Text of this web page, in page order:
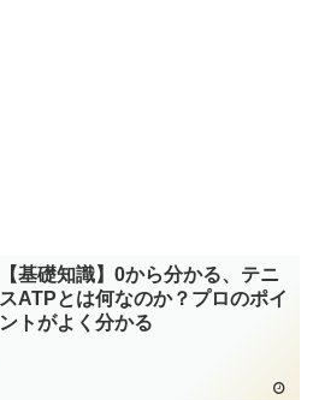
【基礎知識】0から分かる、テニ
スATPとは何なのか？プロのポイ
ントがよく分かる